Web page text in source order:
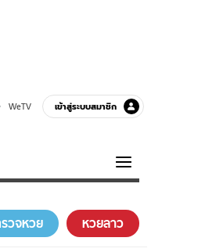
WeTV เข้าสู่ระบบสมาชิก
ามรู้รอบตัว
ทู
วจหวย หวยลาว